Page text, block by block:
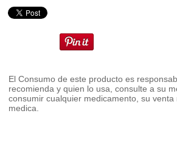
El Consumo de este producto es
recomienda y quien lo usa, consulte a su
consumir cualquier medicamento, su venta
medica.